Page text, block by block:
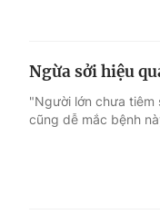
Ngừa sởi hiệu
"Người lớn chưa tiêm
cũng dễ mắc bệnh